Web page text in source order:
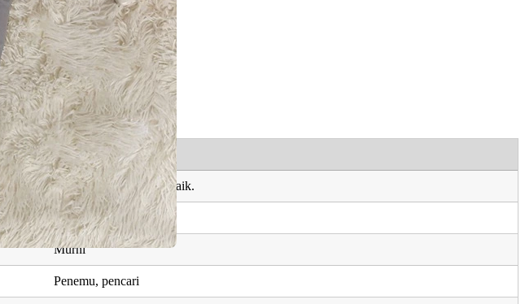
Maksud
Hidup dalam keadaan baik.
Istimewa, cemerlang
Murni
Penemu, pencari